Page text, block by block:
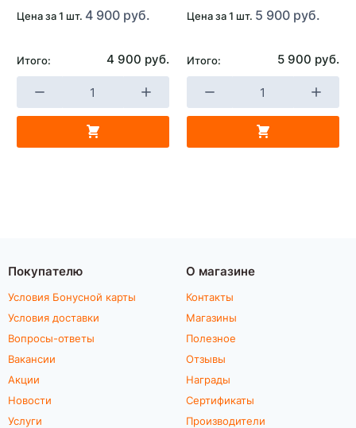
Цена за 1 шт. 4 900 руб.
Итого: 4 900 руб.
Цена за 1 шт. 5 900 руб.
Итого: 5 900 руб.
Покупателю
Условия Бонусной карты
Условия доставки
Вопросы-ответы
Вакансии
Акции
Новости
Услуги
О магазине
Контакты
Магазины
Полезное
Отзывы
Награды
Сертификаты
Производители